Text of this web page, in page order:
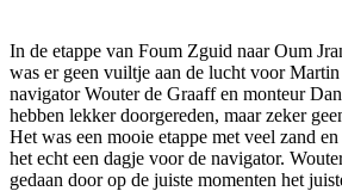
In de etappe van Foum Zguid naar Oum
was er geen vuiltje aan de lucht voor
navigator Wouter de Graaff en monteur
hebben lekker doorgereden, maar zeker
Het was een mooie etappe met veel zand
het echt een dagje voor de navigator.
gedaan door op de juiste momenten het